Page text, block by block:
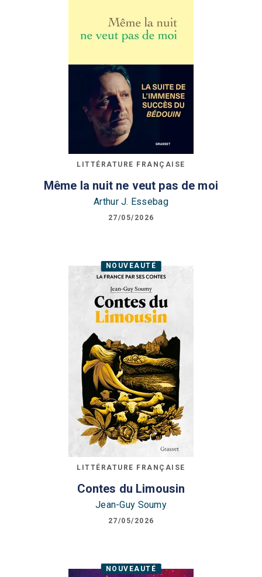
LITTÉRATURE FRANÇAISE
Même la nuit ne veut pas de moi
Arthur J. Essebag
27/05/2026
NOUVEAUTÉ
LITTÉRATURE FRANÇAISE
Contes du Limousin
Jean-Guy Soumy
27/05/2026
NOUVEAUTÉ